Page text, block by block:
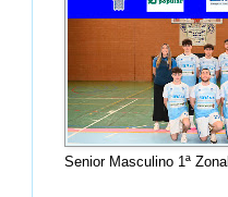
Senior Masculino 1ª Zonal